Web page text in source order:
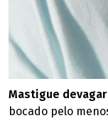
Mastigue
bocado pelo